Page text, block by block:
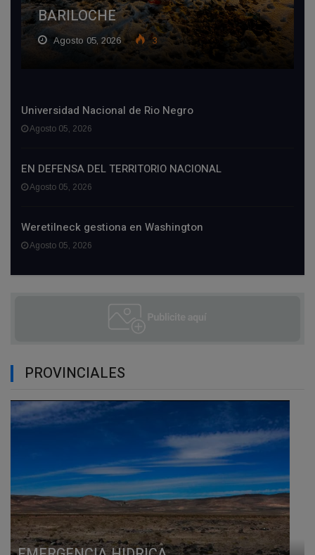
BARILOCHE
Agosto 05, 2026 3
Universidad Nacional de Rio Negro
Agosto 05, 2026
EN DEFENSA DEL TERRITORIO NACIONAL
Agosto 05, 2026
Weretilneck gestiona en Washington
Agosto 05, 2026
PROVINCIALES